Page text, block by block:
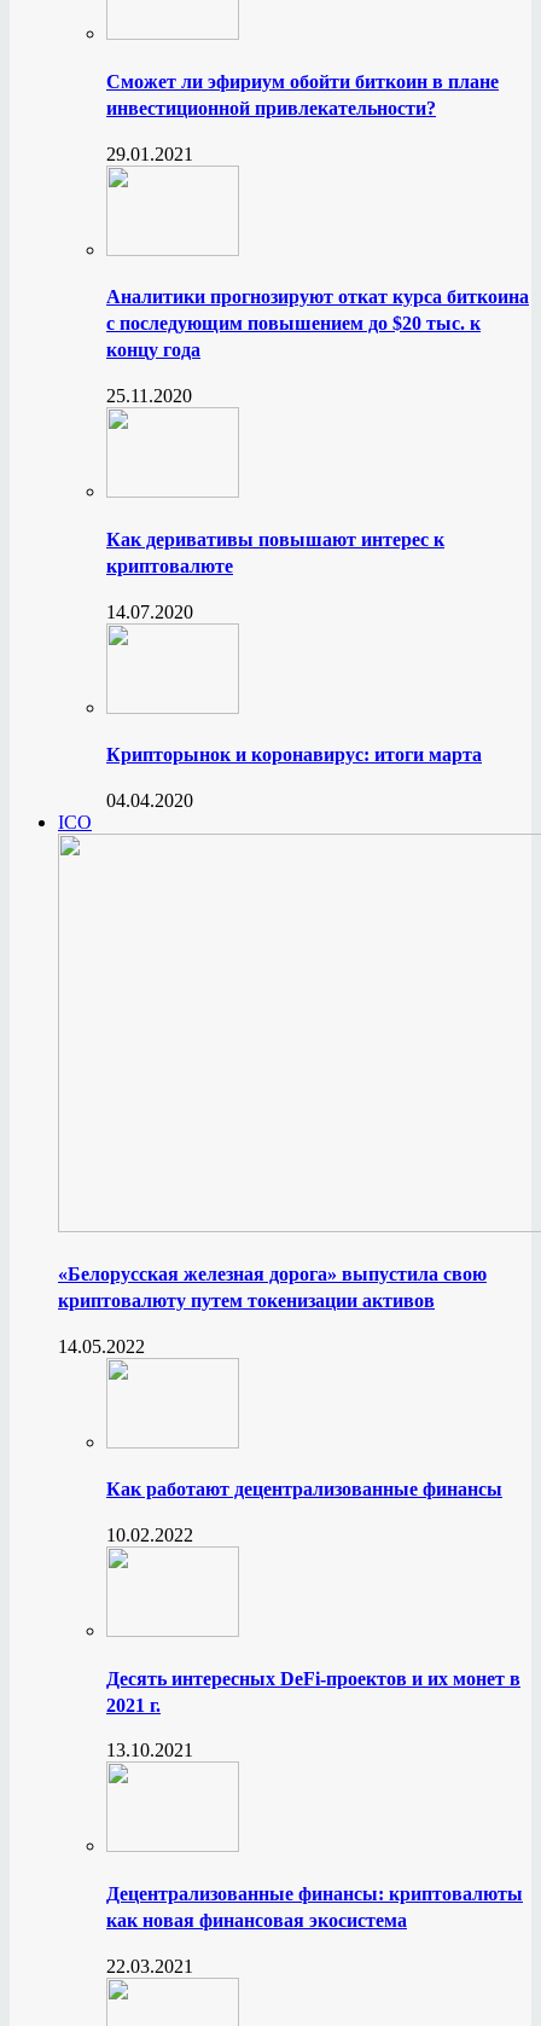
Сможет ли эфириум обойти биткоин в плане
инвестиционной привлекательности?
29.01.2021
Аналитики прогнозируют откат курса биткоина
с последующим повышением до $20 тыс. к
концу года
25.11.2020
Как деривативы повышают интерес к
криптовалюте
14.07.2020
Крипторынок и коронавирус: итоги марта
04.04.2020
ICO
«Белорусская железная дорога» выпустила свою
криптовалюту путем токенизации активов
14.05.2022
Как работают децентрализованные финансы
10.02.2022
Десять интересных DeFi-проектов и их монет в
2021 г.
13.10.2021
Децентрализованные финансы: криптовалюты
как новая финансовая экосистема
22.03.2021